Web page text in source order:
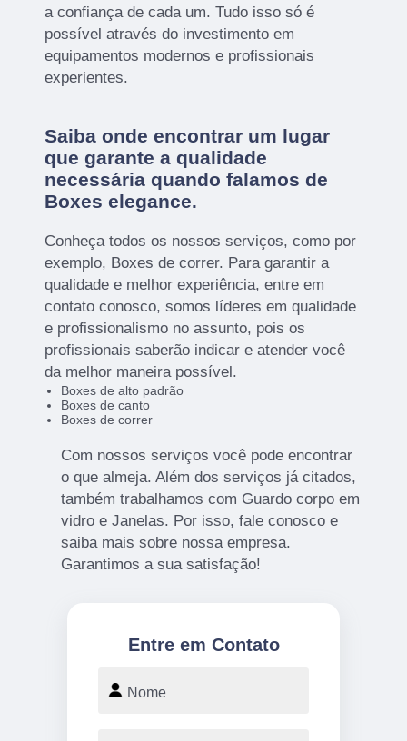
a confiança de cada um. Tudo isso só é
possível através do investimento em
equipamentos modernos e profissionais
experientes.
Saiba onde encontrar um lugar
que garante a qualidade
necessária quando falamos de
Boxes elegance.
Conheça todos os nossos serviços, como por
exemplo, Boxes de correr. Para garantir a
qualidade e melhor experiência, entre em
contato conosco, somos líderes em qualidade
e profissionalismo no assunto, pois os
profissionais saberão indicar e atender você
da melhor maneira possível.
Boxes de alto padrão
Boxes de canto
Boxes de correr
Com nossos serviços você pode encontrar
o que almeja. Além dos serviços já citados,
também trabalhamos com Guardo corpo em
vidro e Janelas. Por isso, fale conosco e
saiba mais sobre nossa empresa.
Garantimos a sua satisfação!
Entre em Contato